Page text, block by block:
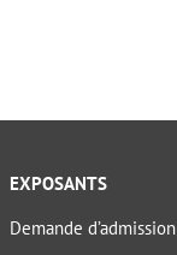
EXPOSANTS
Demande d’admission